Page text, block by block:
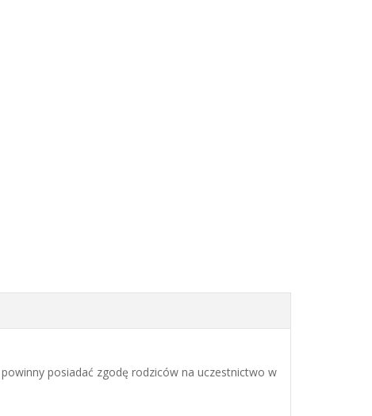
posiadać zgodę rodziców na uczestnictwo w